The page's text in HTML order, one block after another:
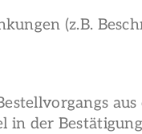
(z.B.
in der